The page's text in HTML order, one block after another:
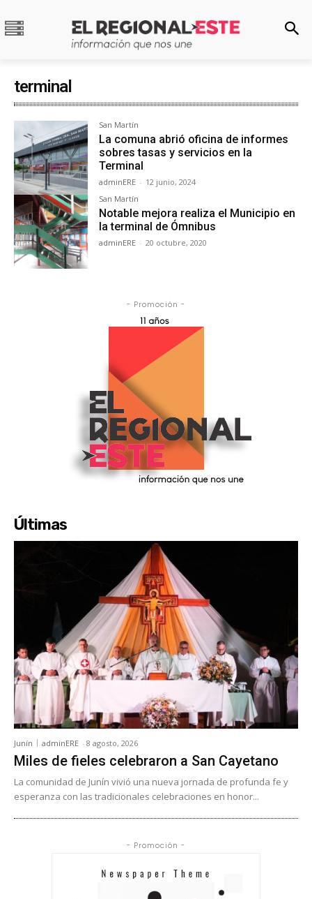
terminal
San Martín
La comuna abrió oficina de informes
sobres tasas y servicios en la
Terminal
adminERE - 12 junio, 2024
San Martín
Notable mejora realiza el Municipio en
la terminal de Ómnibus
adminERE - 20 octubre, 2020
- Promoción -
Últimas
Junín adminERE - 8 agosto, 2026
Miles de fieles celebraron a San Cayetano
La comunidad de Junín vivió una nueva jornada de profunda fe y
esperanza con las tradicionales celebraciones en honor...
- Promoción -